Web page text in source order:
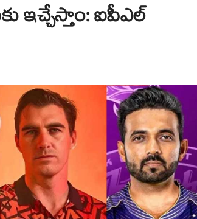
ఇచ్చేస్తాం: ఐపీఎల్